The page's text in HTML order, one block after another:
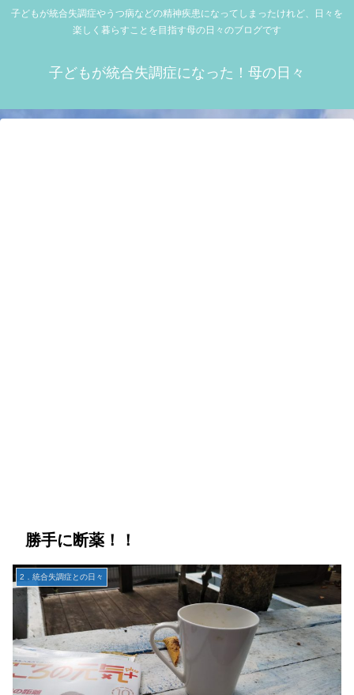
子どもが統合失調症やうつ病などの精神疾患になってしまったけれど、日々を
楽しく暮らすことを目指す母の日々のブログです
子どもが統合失調症になった！母の日々
勝手に断薬！！
2．統合失調症との日々